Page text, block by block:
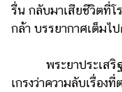
รื่น กลับมาเสียชีวิตที่โ
กล้า บรรยากาศเต็มไ
พระยาประเสริฐเ
เกรงว่าความลับเรื่อง